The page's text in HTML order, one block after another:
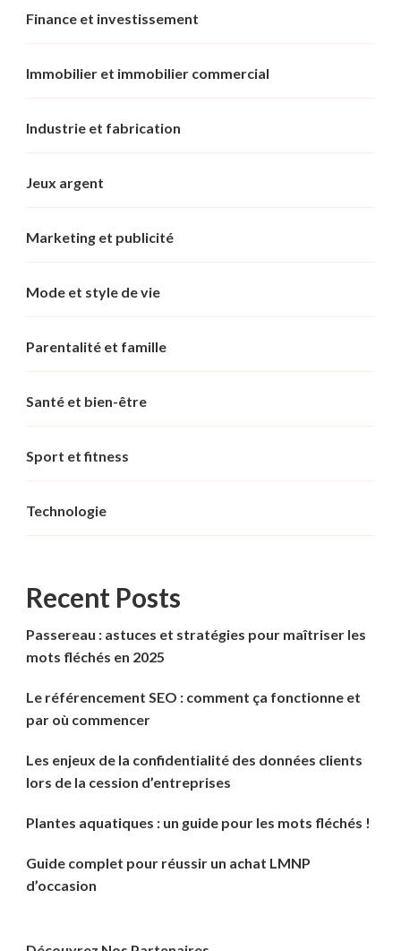
Finance et investissement
Immobilier et immobilier commercial
Industrie et fabrication
Jeux argent
Marketing et publicité
Mode et style de vie
Parentalité et famille
Santé et bien-être
Sport et fitness
Technologie
Recent Posts
Passereau : astuces et stratégies pour maîtriser les
mots fléchés en 2025
Le référencement SEO : comment ça fonctionne et
par où commencer
Les enjeux de la confidentialité des données clients
lors de la cession d’entreprises
Plantes aquatiques : un guide pour les mots fléchés !
Guide complet pour réussir un achat LMNP
d’occasion